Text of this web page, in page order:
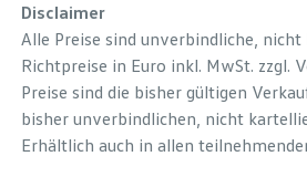
Disclaimer
Alle Preise sind unverbindliche,
Richtpreise in Euro inkl. MwSt. zzgl.
Preise sind die bisher gültigen
bisher unverbindlichen, nicht
Erhältlich auch in allen